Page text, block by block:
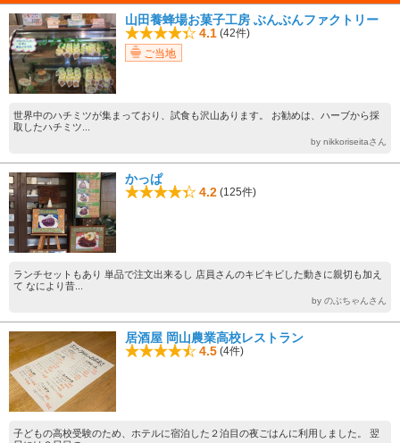
山田養蜂場お菓子工房 ぶんぶんファクトリー
4.1 (42件)
ご当地
世界中のハチミツが集まっており、試食も沢山あります。 お勧めは、ハーブから採
取したハチミツ...
by nikkoriseitaさん
かっぱ
4.2 (125件)
ランチセットもあり 単品で注文出来るし 店員さんのキビキビした動きに親切も加え
て なにより昔...
by のぶちゃんさん
居酒屋 岡山農業高校レストラン
4.5 (4件)
子どもの高校受験のため、ホテルに宿泊した２泊目の夜ごはんに利用しました。 翌